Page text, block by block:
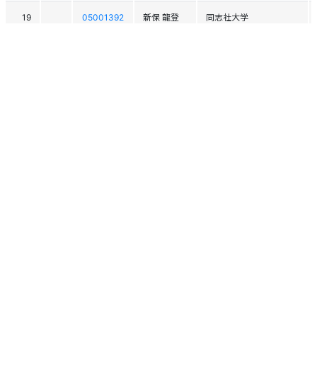
19 05001392 新保 龍登 同志社大学